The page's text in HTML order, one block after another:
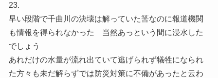
23.
早い段階で千曲川の決壊は解っていた筈なのに報道機関
も情報を得られなかった 当然あっという間に浸水した
でしょう
あれだけの水量が流れ出ていて逃げられず犠牲になられ
た方々も未だ解らずでは防災対策に不備があったと云わ